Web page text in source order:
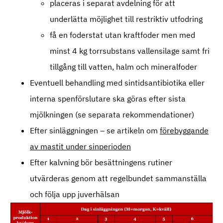
placeras i separat avdelning för att
underlätta möjlighet till restriktiv utfodring
få en foderstat utan kraftfoder men med
minst 4 kg torrsubstans vallensilage samt fri
tillgång till vatten, halm och mineralfoder
Eventuell behandling med sintidsantibiotika eller
interna spenförslutare ska göras efter sista
mjölkningen (se separata rekommendationer)
Efter sinläggningen – se artikeln om förebyggande
av mastit under sinperioden
Efter kalvning bör besättningens rutiner
utvärderas genom att regelbundet sammanställa
och följa upp juverhälsan